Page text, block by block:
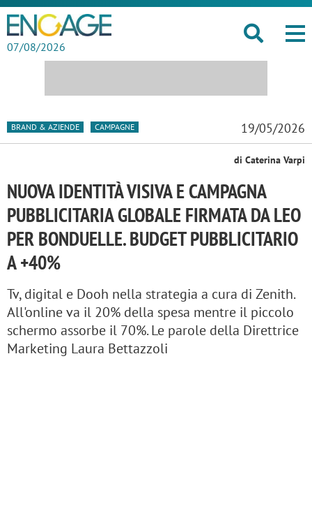
07/08/2026
BRAND & AZIENDE CAMPAGNE 19/05/2026
di Caterina Varpi
NUOVA IDENTITÀ VISIVA E CAMPAGNA
PUBBLICITARIA GLOBALE FIRMATA DA LEO
PER BONDUELLE. BUDGET PUBBLICITARIO
A +40%
Tv, digital e Dooh nella strategia a cura di Zenith.
All'online va il 20% della spesa mentre il piccolo
schermo assorbe il 70%. Le parole della Direttrice
Marketing Laura Bettazzoli